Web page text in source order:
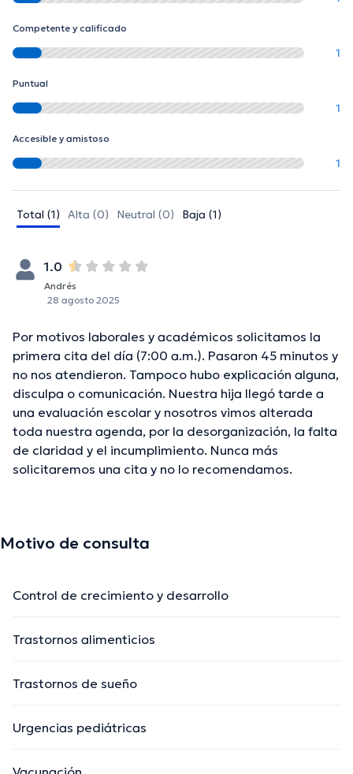
Competente y calificado
1
Puntual
1
Accesible y amistoso
1
Total (1) Alta (0) Neutral (0) Baja (1)
1.0
Andrés
28 agosto 2025
Por motivos laborales y académicos solicitamos la
primera cita del día (7:00 a.m.). Pasaron 45 minutos y
no nos atendieron. Tampoco hubo explicación alguna,
disculpa o comunicación. Nuestra hija llegó tarde a
una evaluación escolar y nosotros vimos alterada
toda nuestra agenda, por la desorganización, la falta
de claridad y el incumplimiento. Nunca más
solicitaremos una cita y no lo recomendamos.
Motivo de consulta
Control de crecimiento y desarrollo
Trastornos alimenticios
Trastornos de sueño
Urgencias pediátricas